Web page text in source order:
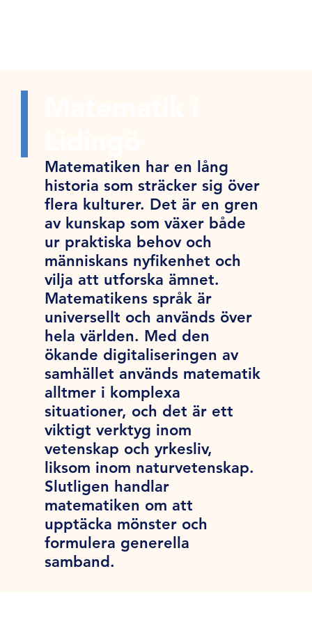
Matematiken har en lång
historia som sträcker sig över
flera kulturer. Det är en gren
av kunskap som växer både
ur praktiska behov och
människans nyfikenhet och
vilja att utforska ämnet.
Matematikens språk är
universellt och används över
hela världen. Med den
ökande digitaliseringen av
samhället används matematik
alltmer i komplexa
situationer, och det är ett
viktigt verktyg inom
vetenskap och yrkesliv,
liksom inom naturvetenskap.
Slutligen handlar
matematiken om att
upptäcka mönster och
formulera generella
samband.